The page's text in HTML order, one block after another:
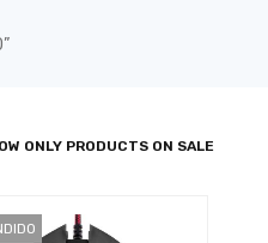
ONLY PRODUCTS ON SALE